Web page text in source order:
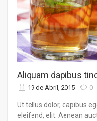
Aliquam dapibus
19 de Abril, 2015 0
Ut tellus dolor, dapibus
eleifend, elit. Aenean